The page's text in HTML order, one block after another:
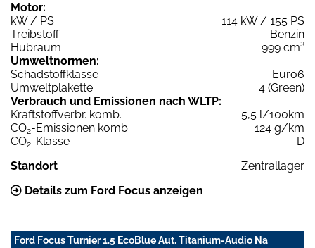
Motor:
kW / PS
114 kW / 155 PS
Treibstoff
Benzin
Hubraum
999 cm³
Umweltnormen:
Schadstoffklasse
Euro6
Umweltplakette
4 (Green)
Verbrauch und Emissionen nach WLTP:
Kraftstoffverbr. komb.
5,5 l/100km
CO2-Emissionen komb.
124 g/km
CO2-Klasse
D
Standort
Zentrallager
Details zum Ford Focus anzeigen
Ford Focus Turnier 1.5 EcoBlue Aut. Titanium-Audio Na